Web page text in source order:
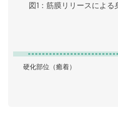
図1：筋膜リリースによ
硬化部位（癒着）